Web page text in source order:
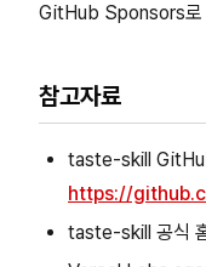
GitHub Sponsors로
참고자료
taste-skill
https://
taste-skill 공식